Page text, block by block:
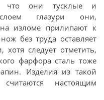
что они тусклые и
глазури они,
изломе прилипают к
без труда оставляет
следует отметить,
фарфора сталь тоже
Изделия из такой
настоящим